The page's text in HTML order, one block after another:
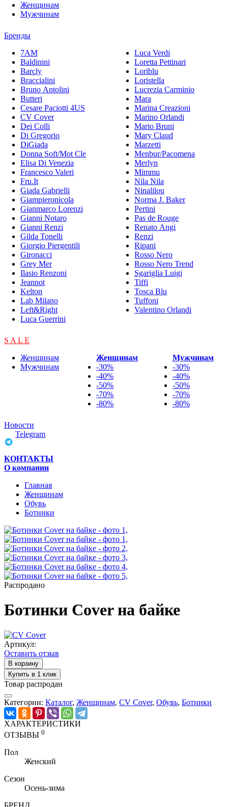
Женщинам
Мужчинам
Бренды
7AM
Baldinini
Barcly
Braccialini
Bruno Antolini
Butteri
Cesare Paciotti 4US
CV Cover
Dei Colli
Di Gregorio
DiGiada
Donna Soft/Mot Cle
Elisa Di Venezia
Francesco Valeri
Fru.It
Giada Gabrielli
Giampieronicola
Gianmarco Lorenzi
Gianni Notaro
Gianni Renzi
Gilda Tonelli
Giorgio Piergentili
Gironacci
Grey Mer
Ilasio Renzoni
Jeannot
Kelton
Lab Milano
Left&Right
Luca Guerrini
Luca Verdi
Loretta Pettinari
Loriblu
Loristella
Lucrezia Carminio
Mara
Marina Creazioni
Marino Orlandi
Mario Bruni
Mary Claud
Marzetti
Menbur/Pacomena
Merlyn
Mimmu
Nila Nila
Ninalilou
Norma J. Baker
Pertini
Pas de Rouge
Renato Angi
Renzi
Ripani
Rosso Nero
Rosso Nero Trend
Sgariglia Luigi
Tiffi
Tosca Blu
Tuffoni
Valentino Orlandi
S A L E
Женщинам
Мужчинам
Женщинам
-30%
-40%
-50%
-70%
-80%
Мужчинам
-30%
-40%
-50%
-70%
-80%
Новости
Telegram
КОНТАКТЫ
О компании
Главная
Женщинам
Обувь
Ботинки
Распродано
Ботинки Cover на байке
Артикул:
Оставить отзыв
В корзину
Купить в 1 клик
Товар распродан
Категории: Каталог, Женщинам, CV Cover, Обувь, Ботинки
ХАРАКТЕРИСТИКИ
ОТЗЫВЫ 0
Пол
Женский
Сезон
Осень-зима